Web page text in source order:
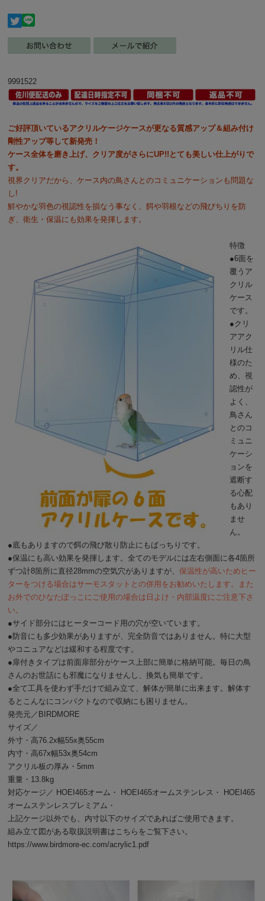
9991522
ご好評頂いているアクリルケージケースが更なる質感アップ＆組み付け
剛性アップ等して新発売！
ケース全体を磨き上げ、クリア度がさらにUP!!とても美しい仕上がりで
す。
視界クリアだから、ケース内の鳥さんとのコミュニケーションも問題な
し!
鮮やかな羽色の視認性を損なう事なく、餌や羽根などの飛びちりを防
ぎ、衛生・保温にも効果を発揮します。
特徴
●6面を
覆うア
クリル
ケース
です。
●クリ
アアク
リル仕
様のた
め、視
認性が
よく、
鳥さん
とのコ
ミュニ
ケーシ
ョンを
遮断す
る心配
もあり
ませ
ん。
●底もありますので餌の飛び散り防止にもばっちりです。
●保温にも高い効果を発揮します。全てのモデルには左右側面に各4箇所
ずつ計8箇所に直径28mmの空気穴がありますが、保温性が高いためヒー
ターをつける場合はサーモスタットとの併用をお勧めいたします。また
お外でのひなたぽっこにご使用の場合は日よけ・内部温度にご注意下さ
い。
●サイド部分にはヒーターコード用の穴が空いています。
●防音にも多少効果がありますが、完全防音ではありません。特に大型
やコニュアなどは緩和する程度です。
●扉付きタイプは前面扉部分がケース上部に簡単に格納可能。毎日の鳥
さんのお世話にも邪魔になりませんし、換気も簡単です。
●全て工具を使わず手だけで組み立て、解体が簡単に出来ます。解体す
るとこんなにコンパクトなので収納にも困りません。
発売元／BIRDMORE
サイズ／
外寸・高76.2x幅55x奥55cm
内寸・高67x幅53x奥54cm
アクリル板の厚み・5mm
重量・13.8kg
対応ケージ／ HOEI465オーム ・ HOEI465オームステンレス ・
HOEI465
オームステンレスプレミアム ・
上記ケージ以外でも、内寸以下のサイズであればご使用できます。
組み立て図がある取扱説明書はこちらをご覧下さい。
https://www.birdmore-ec.com/acrylic1.pdf